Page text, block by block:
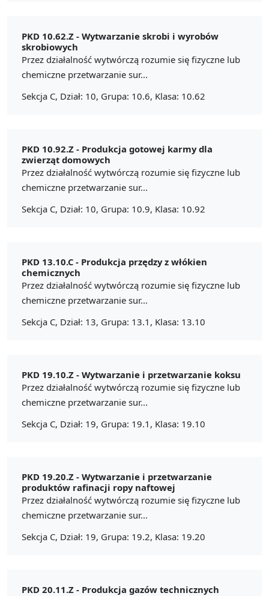
PKD 10.62.Z - Wytwarzanie skrobi i wyrobów
skrobiowych
Przez działalność wytwórczą rozumie się fizyczne lub
chemiczne przetwarzanie sur...
Sekcja C, Dział: 10, Grupa: 10.6, Klasa: 10.62
PKD 10.92.Z - Produkcja gotowej karmy dla
zwierząt domowych
Przez działalność wytwórczą rozumie się fizyczne lub
chemiczne przetwarzanie sur...
Sekcja C, Dział: 10, Grupa: 10.9, Klasa: 10.92
PKD 13.10.C - Produkcja przędzy z włókien
chemicznych
Przez działalność wytwórczą rozumie się fizyczne lub
chemiczne przetwarzanie sur...
Sekcja C, Dział: 13, Grupa: 13.1, Klasa: 13.10
PKD 19.10.Z - Wytwarzanie i przetwarzanie koksu
Przez działalność wytwórczą rozumie się fizyczne lub
chemiczne przetwarzanie sur...
Sekcja C, Dział: 19, Grupa: 19.1, Klasa: 19.10
PKD 19.20.Z - Wytwarzanie i przetwarzanie
produktów rafinacji ropy naftowej
Przez działalność wytwórczą rozumie się fizyczne lub
chemiczne przetwarzanie sur...
Sekcja C, Dział: 19, Grupa: 19.2, Klasa: 19.20
PKD 20.11.Z - Produkcja gazów technicznych